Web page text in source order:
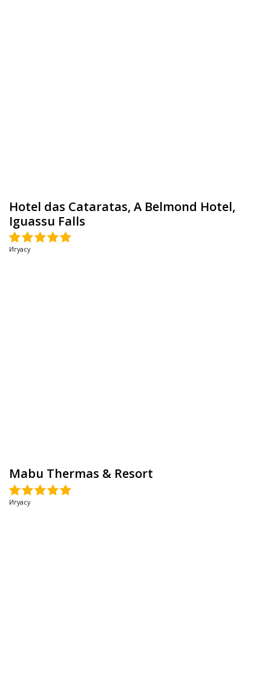
Hotel das Cataratas, A Belmond Hotel,
Iguassu Falls
Игуасу
Mabu Thermas & Resort
Игуасу